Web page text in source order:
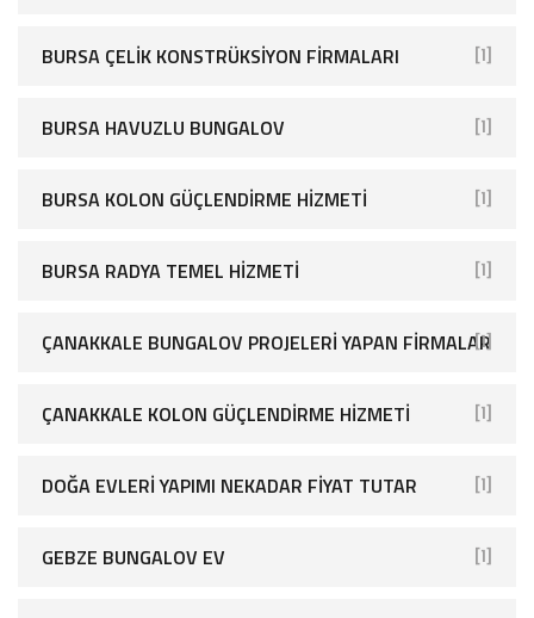
BURSA ÇELIK KONSTRÜKSIYON FIRMALARI [1]
BURSA HAVUZLU BUNGALOV [1]
BURSA KOLON GÜÇLENDIRME HIZMETI [1]
BURSA RADYA TEMEL HIZMETI [1]
ÇANAKKALE BUNGALOV PROJELERI YAPAN FIRMALAR
[1]
ÇANAKKALE KOLON GÜÇLENDIRME HIZMETI [1]
DOĞA EVLERI YAPIMI NEKADAR FIYAT TUTAR [1]
GEBZE BUNGALOV EV [1]